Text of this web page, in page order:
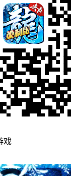
戏